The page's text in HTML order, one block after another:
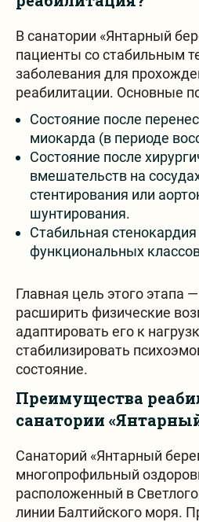
В санатории «Янтарный
пациенты со стабильным
заболевания для
реабилитации. Основные
Состояние после
миокарда (в периоде
Состояние после
вмешательств на
стентирования или
шунтирования.
Стабильная
функциональных
Главная цель этого этапа
расширить физические
адаптировать его к
стабилизировать
состояние.
Преимущества
санатории
Санаторий «Янтарный
многопрофильный
расположенный в
линии Балтийского моря.